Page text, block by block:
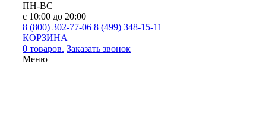
ПН-ВС
с 10:00 до 20:00
8 (800) 302-77-06 8 (499) 348-15-11
КОРЗИНА
0 товаров. Заказать звонок
Меню